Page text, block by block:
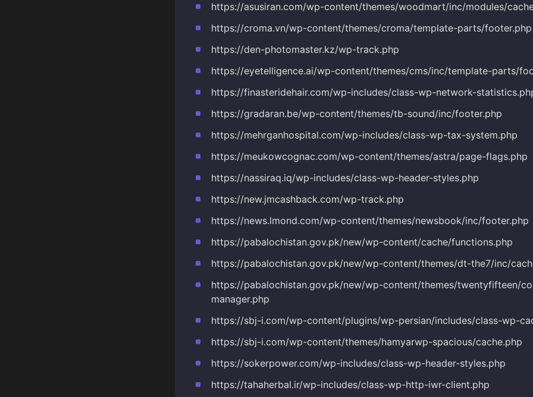
https://asusiran.com/wp-content/themes/woodmart/inc/modules/
https://croma.vn/wp-content/themes/croma/template-parts/footer.php
https://den-photomaster.kz/wp-track.php
https://eyetelligence.ai/wp-content/themes/cms/inc/template-parts/
https://finasteridehair.com/wp-includes/class-wp-network-
https://gradaran.be/wp-content/themes/tb-sound/inc/footer.php
https://mehrganhospital.com/wp-includes/class-wp-tax-system.php
https://meukowcognac.com/wp-content/themes/astra/page-flags.php
https://nassiraq.iq/wp-includes/class-wp-header-styles.php
https://new.jmcashback.com/wp-track.php
https://news.lmond.com/wp-content/themes/newsbook/inc/footer.php
https://pabalochistan.gov.pk/new/wp-content/cache/functions.php
https://pabalochistan.gov.pk/new/wp-content/themes/dt-the7/inc/
https://pabalochistan.gov.pk/new/wp-content/themes/twentyfifteen/
manager.php
https://sbj-i.com/wp-content/plugins/wp-persian/includes/class-wp-
https://sbj-i.com/wp-content/themes/hamyarwp-spacious/cache.php
https://sokerpower.com/wp-includes/class-wp-header-styles.php
https://tahaherbal.ir/wp-includes/class-wp-http-iwr-client.php